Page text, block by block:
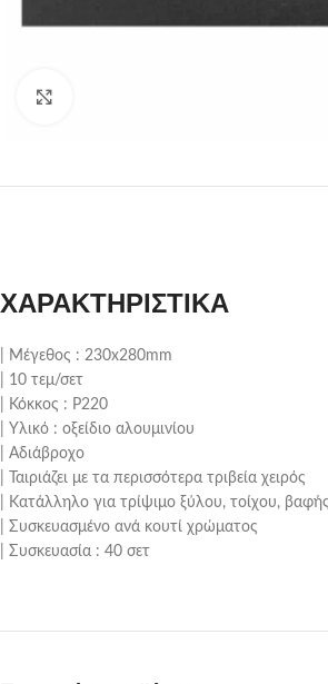
ΧΑΡΑΚΤΗΡΙΣΤΙΚΑ
| Μέγεθος : 230x280mm
| 10 τεμ/σετ
| Κόκκος : P220
| Υλικό : οξείδιο αλουμινίου
| Αδιάβροχο
| Ταιριάζει με τα περισσότερα τριβεία χειρός
| Κατάλληλο για τρίψιμο ξύλου, τοίχου,
| Συσκευασμένο ανά κουτί χρώματος
| Συσκευασία : 40 σετ